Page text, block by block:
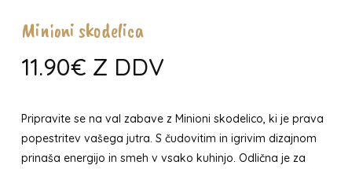
Minioni skodelica
11.90€ Z DDV
Pripravite se na val zabave z Minioni skodelico, ki je prava
popestritev vašega jutra. S čudovitim in igrivim dizajnom
prinaša energijo in smeh v vsako kuhinjo. Odlična je za